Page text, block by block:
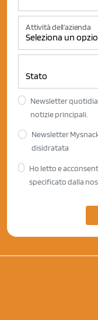
Attività dell'azienda
Newsletter
notizie principali.
Newsletter
disidratata
Ho letto e
specificato dalla